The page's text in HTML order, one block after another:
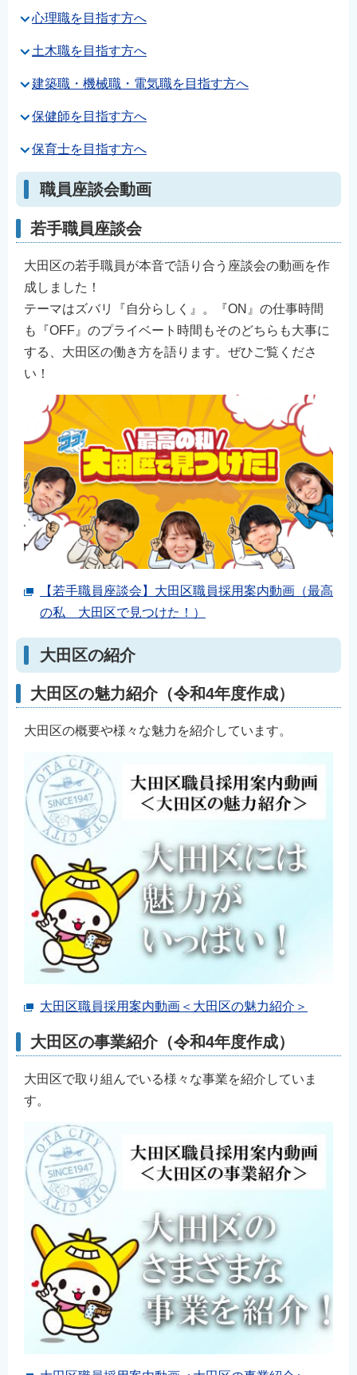
心理職を目指す方へ
土木職を目指す方へ
建築職・機械職・電気職を目指す方へ
保健師を目指す方へ
保育士を目指す方へ
職員座談会動画
若手職員座談会
大田区の若手職員が本音で語り合う座談会の動画を作
成しました！
テーマはズバリ『自分らしく』。『ON』の仕事時間
も『OFF』のプライベート時間もそのどちらも大事に
する、大田区の働き方を語ります。ぜひご覧くださ
い！
【若手職員座談会】大田区職員採用案内動画（最高
の私 大田区で見つけた！）
大田区の紹介
大田区の魅力紹介（令和4年度作成）
大田区の概要や様々な魅力を紹介しています。
大田区職員採用案内動画＜大田区の魅力紹介＞
大田区の事業紹介（令和4年度作成）
大田区で取り組んでいる様々な事業を紹介していま
す。